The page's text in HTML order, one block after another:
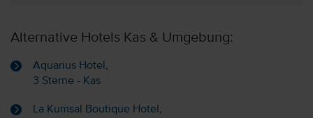
Alternative Hotels Kas & Umgebung:
Aquarius Hotel,
3 Sterne - Kas
La Kumsal Boutique Hotel,